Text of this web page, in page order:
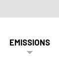
EMISSIONS